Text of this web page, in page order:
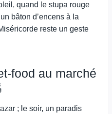
quand le stupa rouge
bâton d’encens à la
reste un geste
food au marché
; le soir, un paradis